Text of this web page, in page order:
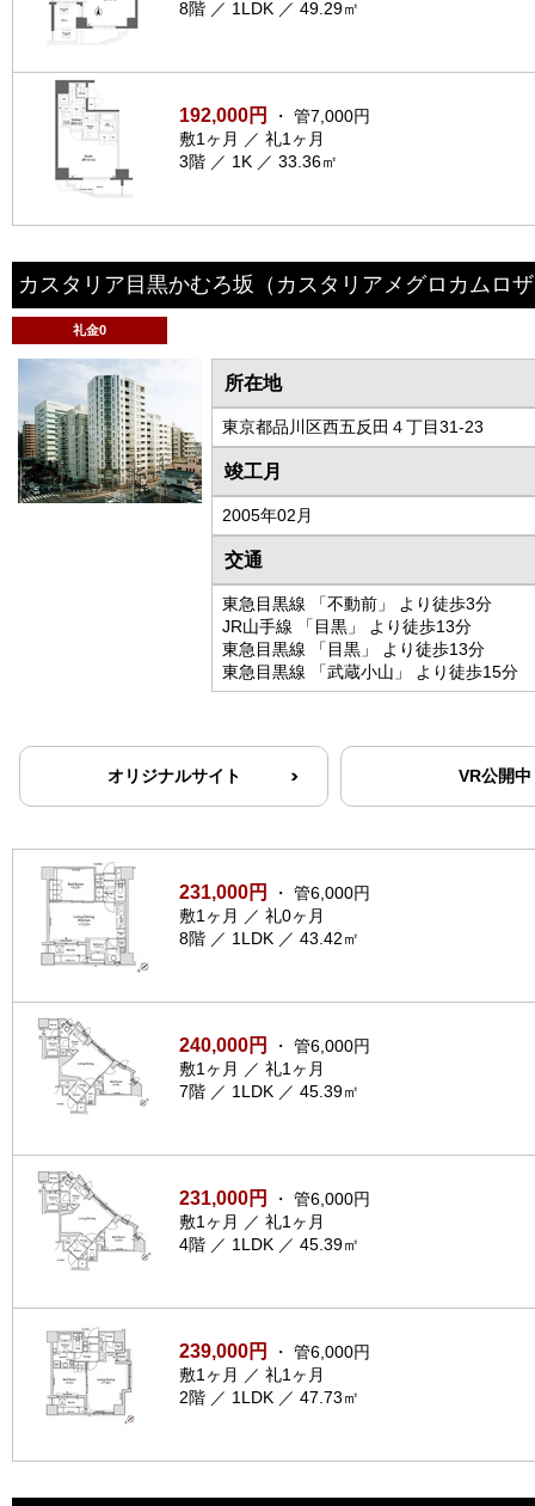
8階 ／ 1LDK ／ 49.29㎡
192,000円
・ 管7,000円
敷1ヶ月 ／ 礼1ヶ月
3階 ／ 1K ／ 33.36㎡
カスタリア目黒かむろ坂 （カスタリアメグロカムロ
礼金0
所在地
東京都品川区西五反田４丁目31-23
竣工月
2005年02月
交通
東急目黒線 「不動前」 より徒歩3分
JR山手線 「目黒」 より徒歩13分
東急目黒線 「目黒」 より徒歩13分
東急目黒線 「武蔵小山」 より徒歩15分
オリジナルサイト VR公開中
231,000円
・ 管6,000円
敷1ヶ月 ／ 礼0ヶ月
8階 ／ 1LDK ／ 43.42㎡
240,000円
・ 管6,000円
敷1ヶ月 ／ 礼1ヶ月
7階 ／ 1LDK ／ 45.39㎡
231,000円
・ 管6,000円
敷1ヶ月 ／ 礼1ヶ月
4階 ／ 1LDK ／ 45.39㎡
239,000円
・ 管6,000円
敷1ヶ月 ／ 礼1ヶ月
2階 ／ 1LDK ／ 47.73㎡